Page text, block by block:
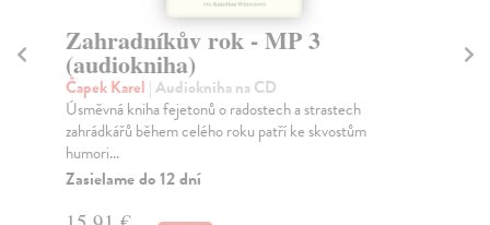
Válka s mloky - CD MP3
(audiokniha)
Čapek Karel | Audiokniha na CD
Zpočátku jsou Mloci roztomilí, dělníci – levná pracovní
síla, která má za úkol za lidstvo udělat těž...
Zasielame do 12 dní